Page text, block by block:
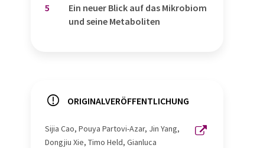
5
Ein neuer Blick auf das Mikrobiom
und seine Metaboliten
ORIGINALVERÖFFENTLICHUNG
Sijia Cao, Pouya Partovi-Azar, Jin Yang,
Dongjiu Xie, Timo Held, Gianluca